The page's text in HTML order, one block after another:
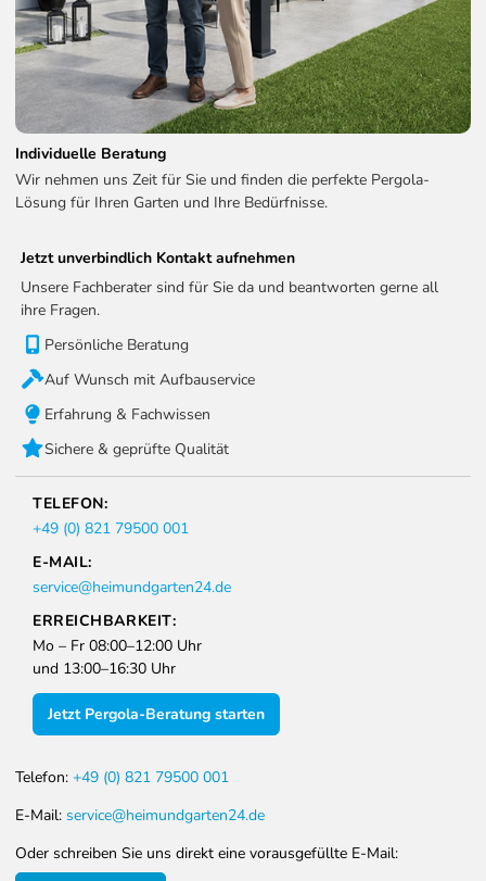
WE-LED-4080-ANT
Technische Informationen zum LED Kits:
LED-Helligkeit:
LED-Eingang:
24V DC / 150W
Reichweite der Fernbedienung:
100m
Empfangsfrequenz (RF):
868,35 MHz
Empfangsbandbreite (RF):
Schutzart:
Individuelle Beratung
Wir nehmen uns Zeit für Sie und finden die perfekte Pergola-
Lösung für Ihren Garten und Ihre Bedürfnisse.
Jetzt unverbindlich Kontakt aufnehmen
Unsere Fachberater sind für Sie da und beantworten gerne all
ihre Fragen.
Persönliche Beratung
Auf Wunsch mit Aufbauservice
Erfahrung & Fachwissen
Sichere & geprüfte Qualität
TELEFON:
+49 (0) 821 79500 001
E-MAIL:
service@heimundgarten24.de
ERREICHBARKEIT:
Mo – Fr 08:00–12:00 Uhr
und 13:00–16:30 Uhr
Jetzt Pergola-Beratung starten
Telefon: +49 (0) 821 79500 001
E-Mail: service@heimundgarten24.de
Oder schreiben Sie uns direkt eine vorausgefüllte E-Mail: